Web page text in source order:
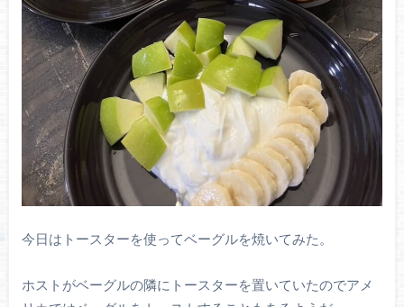
今日はトースターを使ってベーグルを焼いてみた。
ホストがベーグルの隣にトースターを置いていたのでアメ